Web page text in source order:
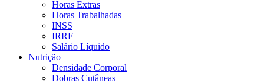
Horas Extras
Horas Trabalhadas
INSS
IRRF
Salário Líquido
Nutrição
Densidade Corporal
Dobras Cutâneas